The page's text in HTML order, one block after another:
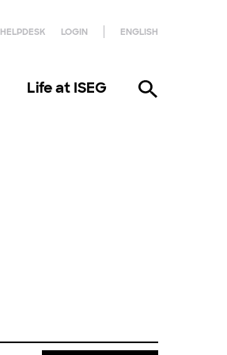
HELPDESK LOGIN ENGLISH
Life at ISEG